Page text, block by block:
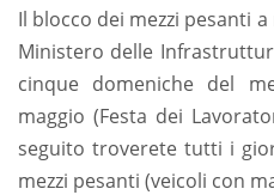
Il blocco dei mezzi pesanti
Ministero delle
cinque domeniche del
maggio (Festa dei
seguito troverete tutti i
mezzi pesanti (veicoli con